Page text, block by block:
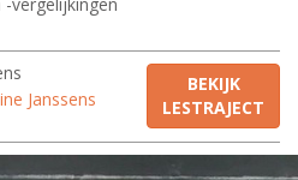
Janssens
BEKIJK
LESTRAJECT